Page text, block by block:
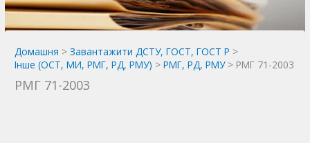
Домашня
Завантажити ДСТУ, ГОСТ, ГОСТ Р
Інше (ОСТ, МИ, РМГ, РД, РМУ)
РМГ, РД, РМУ РМГ 71-2003
РМГ 71-2003